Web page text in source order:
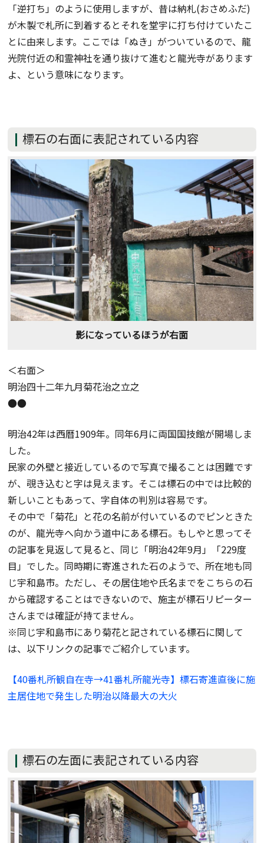
「逆打ち」のように使用しますが、昔は納札(おさめふだ)
が木製で札所に到着するとそれを堂宇に打ち付けていたこ
とに由来します。ここでは「ぬき」がついているので、龍
光院付近の和霊神社を通り抜けて進むと龍光寺があります
よ、という意味になります。
標石の右面に表記されている内容
影になっているほうが右面
＜右面＞
明治四十二年九月菊花治之立之
●●
明治42年は西暦1909年。同年6月に両国国技館が開場しま
した。
民家の外壁と接近しているので写真で撮ることは困難です
が、覗き込むと字は見えます。そこは標石の中では比較的
新しいこともあって、字自体の判別は容易です。
その中で「菊花」と花の名前が付いているのでピンときた
のが、龍光寺へ向かう道中にある標石。もしやと思ってそ
の記事を見返して見ると、同じ「明治42年9月」「229度
目」でした。同時期に寄進された石のようで、所在地も同
じ宇和島市。ただし、その居住地や氏名までをこちらの石
から確認することはできないので、施主が標石リピーター
さんまでは確証が持てません。
※同じ宇和島市にあり菊花と記されている標石に関して
は、以下リンクの記事でご紹介しています。
【40番札所観自在寺→41番札所龍光寺】標石寄進直後に施
主居住地で発生した明治以降最大の大火
標石の左面に表記されている内容